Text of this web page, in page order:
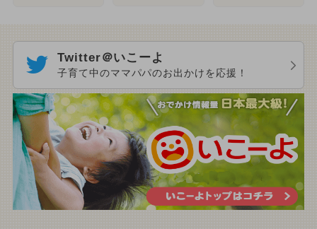
Twitter＠いこーよ
子育て中のママパパのお出かけを応援！